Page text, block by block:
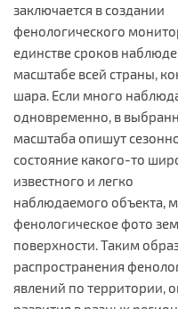
заключается в создании
фенологического
единстве сроков
масштабе всей страны,
шара. Если много
одновременно, в
масштаба опишут
состояние какого-то
известного и легко
наблюдаемого объекта,
фенологическое фото
поверхности. Таким
распространения
явлений по территории,